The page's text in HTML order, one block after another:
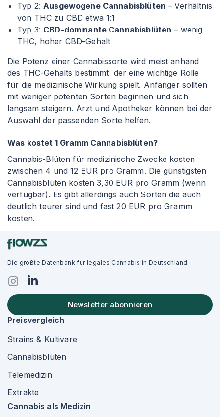
Typ 2:Ausgewogene Cannabisblüten – Verhältnis
von THC zu CBD etwa 1:1
Typ 3: CBD-dominante Cannabisblüten – wenig
THC, hoher CBD-Gehalt
Die Potenz einer Cannabissorte wird meist anhand
des THC-Gehalts bestimmt, der eine wichtige Rolle
für die medizinische Wirkung spielt. Anfänger sollten
mit weniger potenten Sorten beginnen und sich
langsam steigern. Ärzt und Apotheker können bei der
Auswahl der passenden Sorte helfen.
Was kostet 1 Gramm Cannabisblüten?
Cannabis-Blüten für medizinische Zwecke kosten
zwischen 4 und 12 EUR pro Gramm. Die günstigsten
Cannabisblüten kosten 3,30 EUR pro Gramm (wenn
verfügbar). Es gibt allerdings auch Sorten die auch
deutlich teurer sind und fast 20 EUR pro Gramm
kosten.
Die größte Datenbank für legales Cannabis in Deutschland.
Newsletter abonnieren
Preisvergleich
Strains & Kultivare
Cannabisblüten
Telemedizin
Extrakte
Cannabis als Medizin